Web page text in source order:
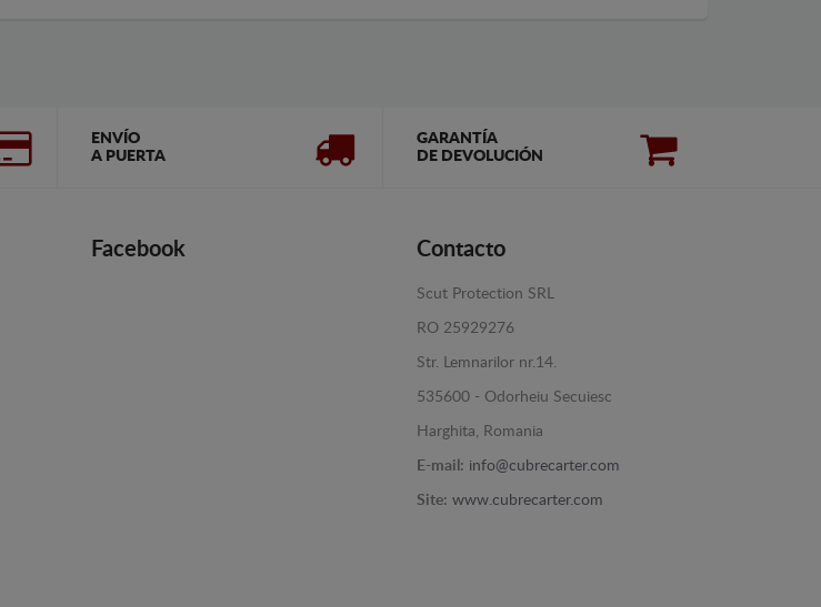
ENVÍO
A PUERTA
GARANTÍA
DE DEVOLUCIÓN
Facebook Contacto
Scut Protection SRL
RO 25929276
Str. Lemnarilor nr.14.
535600 - Odorheiu Secuiesc
Harghita, Romania
E-mail: info@cubrecarter.com
Site: www.cubrecarter.com